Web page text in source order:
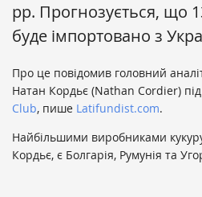
рр. Прогнозується, що
буде імпортовано з
Про це повідомив головний
Натан Кордьє (Nathan Cordier)
Club, пише Latifundist.com.
Найбільшими виробниками
Кордьє, є Болгарія, Румунія та